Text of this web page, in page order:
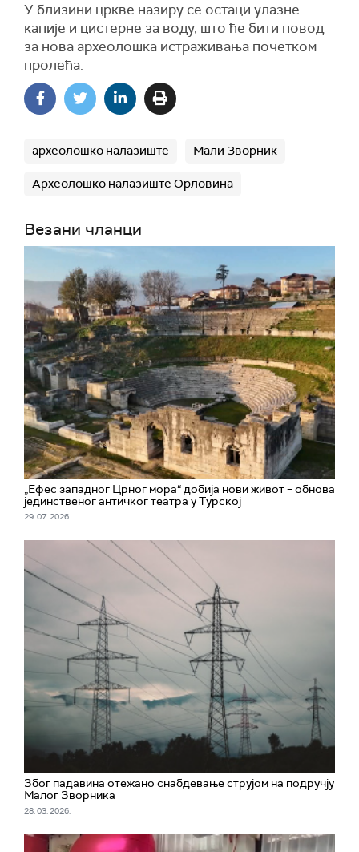
У близини цркве назиру се остаци улазне
капије и цистерне за воду, што ће бити повод
за нова археолошка истраживања почетком
пролећа.
археолошко налазиште Мали Зворник
Археолошко налазиште Орловина
Везани чланци
„Ефес западног Црног мора“ добија нови живот – обнова
јединственог античког театра у Турској
29. 07. 2026.
Због падавина отежано снабдевање струјом на подручју
Малог Зворника
28. 03. 2026.